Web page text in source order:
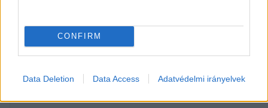
CONFIRM
Data Deletion Data Access Adatvédelmi irányelvek
HIRDETÉS